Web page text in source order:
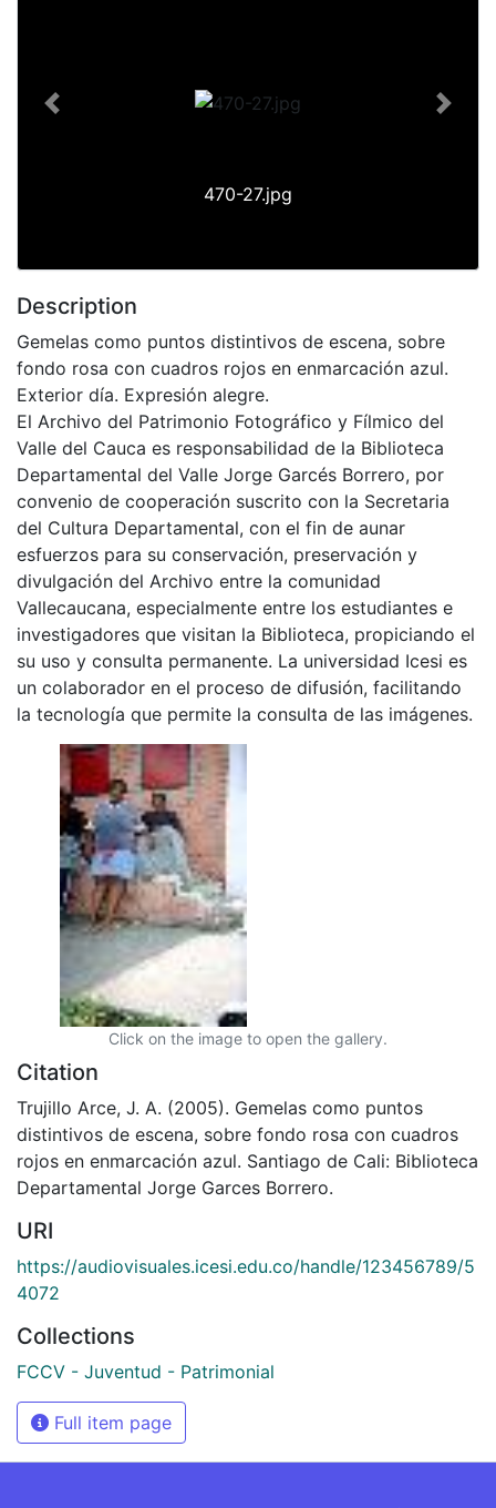
470-27.jpg
Previous Next
Description
Gemelas como puntos distintivos de escena, sobre
fondo rosa con cuadros rojos en enmarcación azul.
Exterior día. Expresión alegre.
El Archivo del Patrimonio Fotográfico y Fílmico del
Valle del Cauca es responsabilidad de la Biblioteca
Departamental del Valle Jorge Garcés Borrero, por
convenio de cooperación suscrito con la Secretaria
del Cultura Departamental, con el fin de aunar
esfuerzos para su conservación, preservación y
divulgación del Archivo entre la comunidad
Vallecaucana, especialmente entre los estudiantes e
investigadores que visitan la Biblioteca, propiciando el
su uso y consulta permanente. La universidad Icesi es
un colaborador en el proceso de difusión, facilitando
la tecnología que permite la consulta de las imágenes.
Click on the image to open the gallery.
Citation
Trujillo Arce, J. A. (2005). Gemelas como puntos
distintivos de escena, sobre fondo rosa con cuadros
rojos en enmarcación azul. Santiago de Cali: Biblioteca
Departamental Jorge Garces Borrero.
URI
https://audiovisuales.icesi.edu.co/handle/123456789/5
4072
Collections
FCCV - Juventud - Patrimonial
Full item page